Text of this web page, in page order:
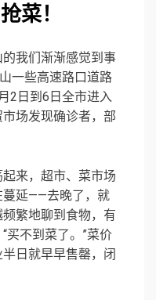
菜！
我们渐渐感觉到事
一些高速路口道路
2日到6日全市进入
场发现确诊者，部
来，超市、菜市场
蔓延——去晚了，就
繁地聊到食物，有
买不到菜了。”菜价
日就早早售罄，闭